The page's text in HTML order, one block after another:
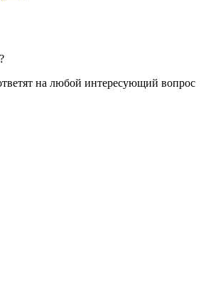
на любой интересующий вопрос